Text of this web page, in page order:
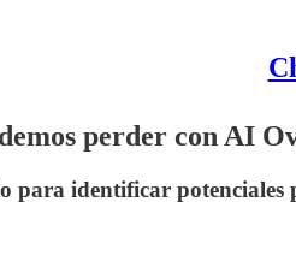
perder con AI
identificar potenciales